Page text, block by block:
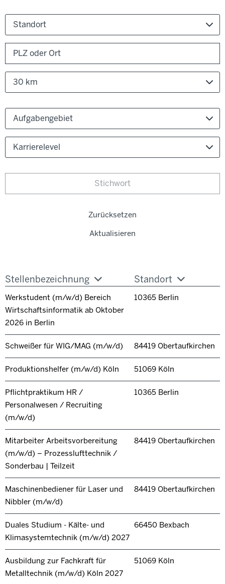
Standort
30 km
Aufgabengebiet
Karrierelevel
Zurücksetzen
Aktualisieren
Stellenbezeichnung Standort
Werkstudent (m/w/d) Bereich
Wirtschaftsinformatik ab Oktober
2026 in Berlin
10365 Berlin
Schweißer für WIG/MAG (m/w/d) 84419 Obertaufkirchen
Produktionshelfer (m/w/d) Köln 51069 Köln
Pflichtpraktikum HR /
Personalwesen / Recruiting
(m/w/d)
10365 Berlin
Mitarbeiter Arbeitsvorbereitung
(m/w/d) – Prozesslufttechnik /
Sonderbau | Teilzeit
84419 Obertaufkirchen
Maschinenbediener für Laser und
Nibbler (m/w/d)
84419 Obertaufkirchen
Duales Studium - Kälte- und
Klimasystemtechnik (m/w/d) 2027
66450 Bexbach
Ausbildung zur Fachkraft für
Metalltechnik (m/w/d) Köln 2027
51069 Köln